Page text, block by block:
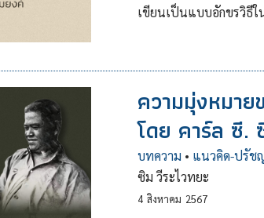
เขียนเป็นแบบอักขรวิธี
ความมุ่งหมา
โดย คาร์ล ซี.
บทความ • แนวคิด-ปรัช
ซิม วีระไวทยะ
4 สิงหาคม 2567